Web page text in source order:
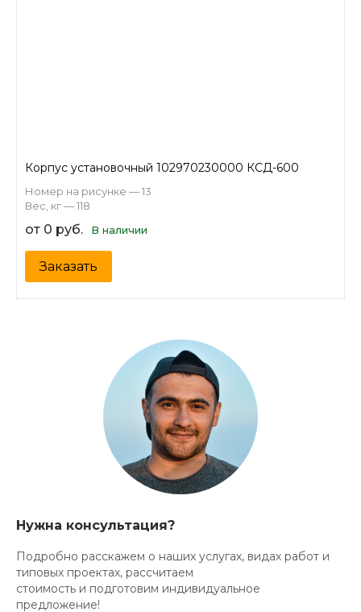
Корпус установочный 102970230000 КСД-600
Номер на рисунке — 13
Вес, кг — 118
от 0 руб. В наличии
Заказать
Нужна консультация?
Подробно расскажем о наших услугах, видах работ и
типовых проектах, рассчитаем
стоимость и подготовим индивидуальное
предложение!